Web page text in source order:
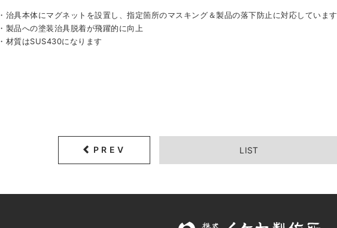
・治具本体にマグネットを設置し、指定箇所のマスキング＆製品の落下防止に対応しています
・製品への塗装治具脱着が飛躍的に向上
・材質はSUS430になります
PREV LIST